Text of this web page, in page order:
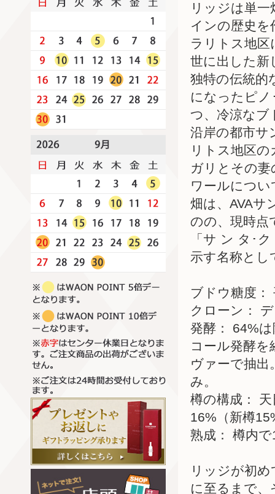
リッジは単
インの歴史
ラリトス地
世に出した新
独特の伝統的
になったピ
つ、冷涼なブ
沿岸の都市サ
リトス地区
ガリとその
ワールにつ
畑は、AVAサ
のの、現時点
「サ ン タ･
示す名称とし
ブドウ糖度：
クローン：
発酵： 64%
コール発酵
ヴァーで抽出
み。
樽の構成：
16%（新樽
熟成： 樽内
リッジが初
に至るまで